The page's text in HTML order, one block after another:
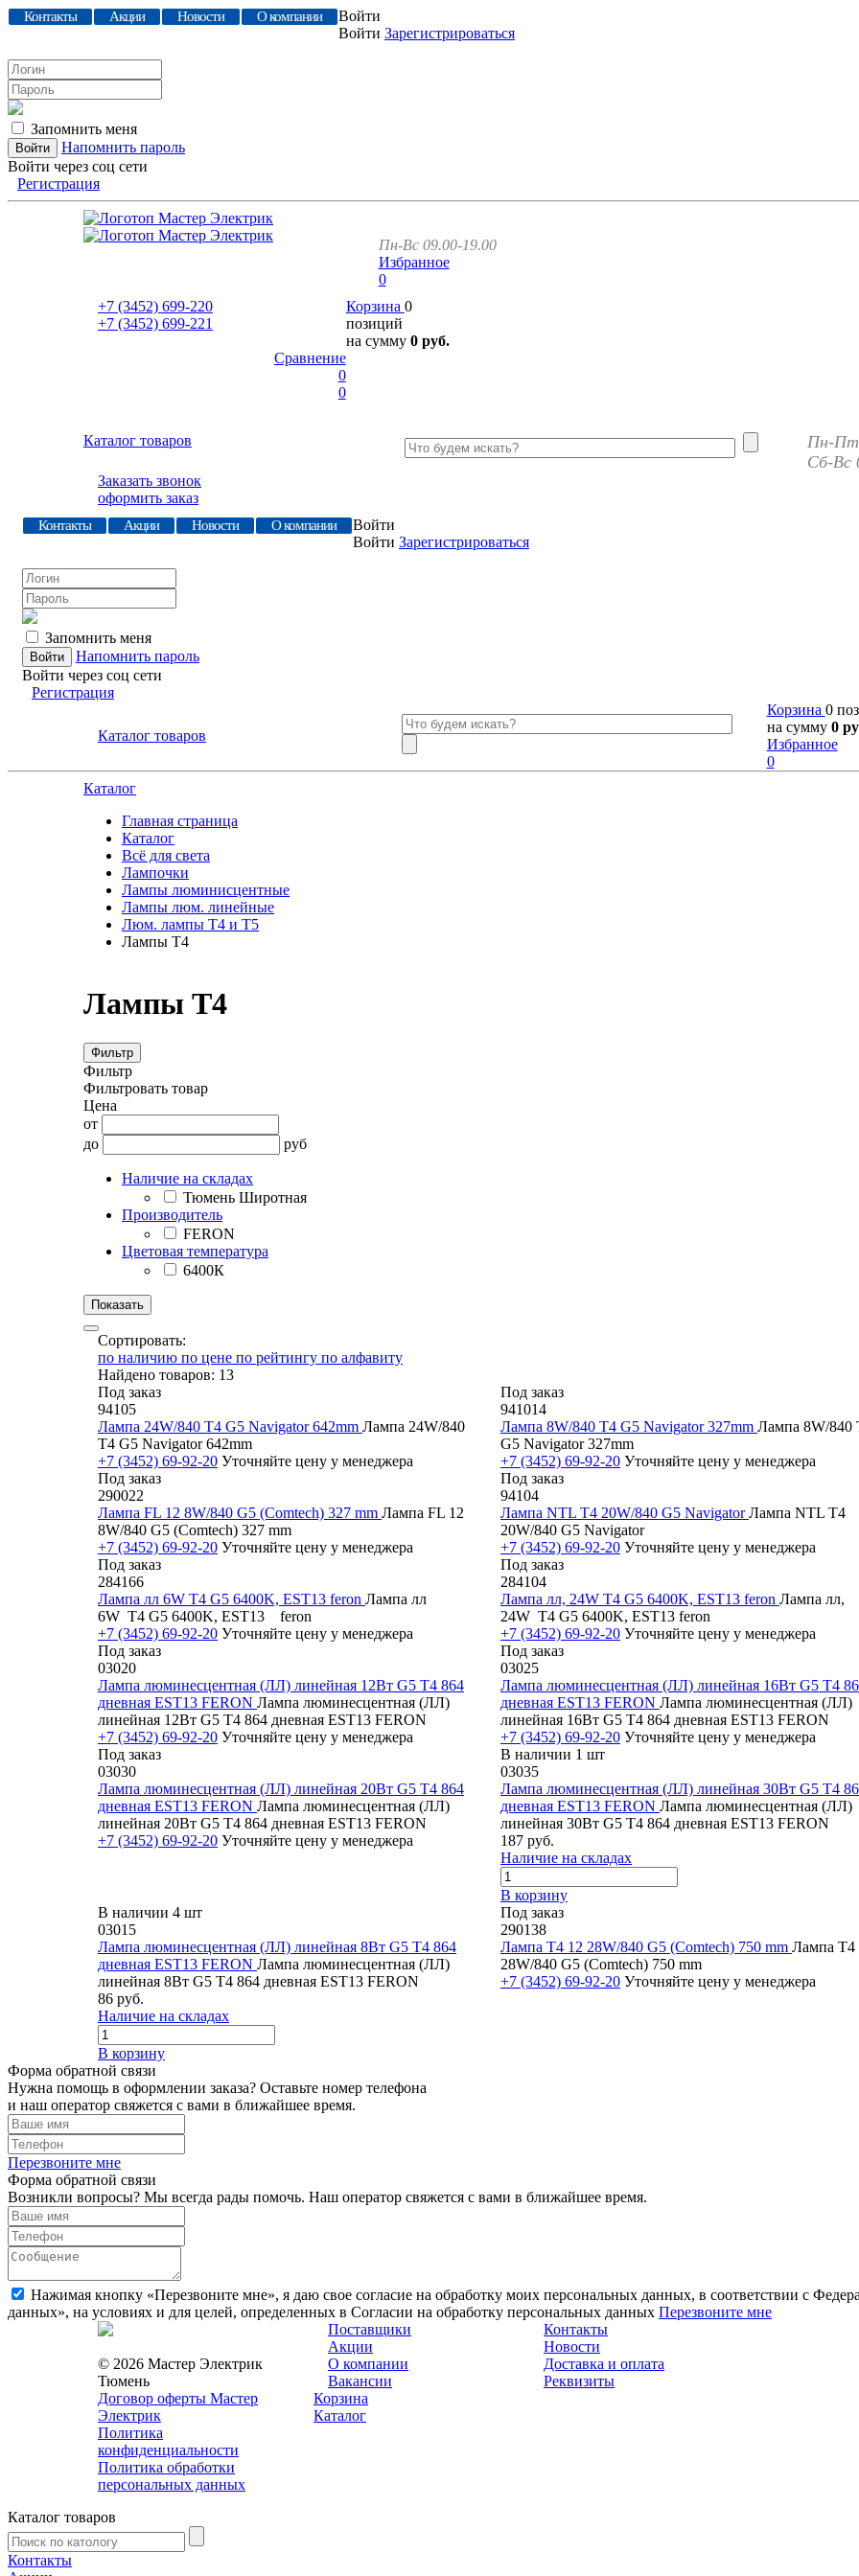
Контакты Акции Новости О компании
Войти
Войти Зарегистрироваться
Запомнить меня
Напомнить пароль
Войти через соц сети
Регистрация
Пн-Вс 09.00-19.00
Избранное
0
+7 (3452) 699-220
+7 (3452) 699-221
Корзина 0
позиций
на сумму 0 руб.
Сравнение
0
0
Каталог товаров
Пн-Пт
Сб-Вс
Заказать звонок
оформить заказ
Контакты Акции Новости О компании
Войти
Войти Зарегистрироваться
Запомнить меня
Напомнить пароль
Войти через соц сети
Регистрация
Каталог товаров
Корзина 0
на сумму 0
Избранное
0
Каталог
Главная страница
Каталог
Всё для света
Лампочки
Лампы люминисцентные
Лампы люм. линейные
Люм. лампы Т4 и Т5
Лампы Т4
Лампы Т4
Фильтр
Фильтр
Фильтровать товар
Цена
от
до
руб
Наличие на складах
Тюмень Широтная
Производитель
FERON
Цветовая температура
6400К
Сортировать:
по наличию по цене по рейтингу по алфавиту
Найдено товаров: 13
Под заказ
94105
Лампа 24W/840 T4 G5 Navigator 642mm Лампа 24W/840
T4 G5 Navigator 642mm
+7 (3452) 69-92-20 Уточняйте цену у менеджера
Под заказ
941014
Лампа 8W/840 Т4 G5 Navigator 327mm Лампа 8W/840
G5 Navigator 327mm
+7 (3452) 69-92-20 Уточняйте цену у менеджера
Под заказ
290022
Лампа FL 12 8W/840 G5 (Comtech) 327 mm Лампа FL 12
8W/840 G5 (Comtech) 327 mm
+7 (3452) 69-92-20 Уточняйте цену у менеджера
Под заказ
94104
Лампа NTL Т4 20W/840 G5 NavigatorЛампа NTL Т4
20W/840 G5 Navigator
+7 (3452) 69-92-20 Уточняйте цену у менеджера
Под заказ
284166
Лампа лл 6W T4 G5 6400K, EST13 feron Лампа лл
6W T4 G5 6400K, EST13 feron
+7 (3452) 69-92-20 Уточняйте цену у менеджера
Под заказ
284104
Лампа лл, 24W T4 G5 6400K, EST13 feron Лампа лл,
24W T4 G5 6400K, EST13 feron
+7 (3452) 69-92-20 Уточняйте цену у менеджера
Под заказ
03020
Лампа люминесцентная (ЛЛ) линейная 12Вт G5 Т4 864
дневная EST13 FERON Лампа люминесцентная (ЛЛ)
линейная 12Вт G5 Т4 864 дневная EST13 FERON
+7 (3452) 69-92-20 Уточняйте цену у менеджера
Под заказ
03025
Лампа люминесцентная (ЛЛ) линейная 16Вт G5 Т4
дневная EST13 FERON Лампа люминесцентная (ЛЛ)
линейная 16Вт G5 Т4 864 дневная EST13 FERON
+7 (3452) 69-92-20 Уточняйте цену у менеджера
Под заказ
03030
Лампа люминесцентная (ЛЛ) линейная 20Вт G5 Т4 864
дневная EST13 FERON Лампа люминесцентная (ЛЛ)
линейная 20Вт G5 Т4 864 дневная EST13 FERON
+7 (3452) 69-92-20 Уточняйте цену у менеджера
В наличии 1 шт
03035
Лампа люминесцентная (ЛЛ) линейная 30Вт G5 Т4
дневная EST13 FERON Лампа люминесцентная (ЛЛ)
линейная 30Вт G5 Т4 864 дневная EST13 FERON
187 руб.
Наличие на складах
В корзину
В наличии 4 шт
03015
Лампа люминесцентная (ЛЛ) линейная 8Вт G5 Т4 864
дневная EST13 FERON Лампа люминесцентная (ЛЛ)
линейная 8Вт G5 Т4 864 дневная EST13 FERON
86 руб.
Наличие на складах
В корзину
Под заказ
290138
Лампа Т4 12 28W/840 G5 (Comtech) 750 mm Лампа Т4
28W/840 G5 (Comtech) 750 mm
+7 (3452) 69-92-20 Уточняйте цену у менеджера
Форма обратной связи
Нужна помощь в оформлении заказа? Оставьте номер телефона
и наш оператор свяжется с вами в ближайшее время.
Перезвоните мне
Форма обратной связи
Возникли вопросы? Мы всегда рады помочь. Наш оператор свяжется с вами в ближайшее время.
Нажимая кнопку «Перезвоните мне», я даю свое согласие на обработку моих персональных данных, в соответствии с
данных», на условиях и для целей, определенных в Согласии на обработку персональных данных Перезвоните мне
© 2026 Мастер Электрик
Тюмень
Договор оферты Мастер
Электрик
Политика
конфиденциальности
Политика обработки
персональных данных
Поставщики
Контакты
Акции
Новости
О компании
Доставка и оплата
Вакансии
Реквизиты
Корзина
Каталог
Каталог товаров
Контакты